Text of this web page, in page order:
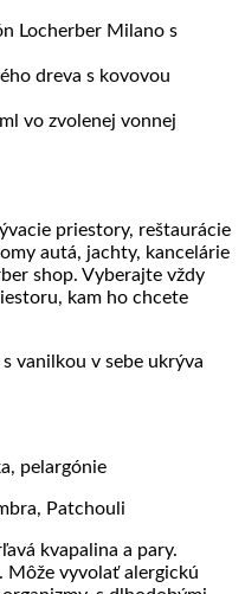
Locherber Milano s
dreva s kovovou
vo zvolenej vonnej
priestory, reštaurácie
autá, jachty, kancelárie
shop. Vyberajte vždy
kam ho chcete
vanilkou v sebe ukrýva
pelargónie
Patchouli
kvapalina a pary.
Môže vyvolať alergickú